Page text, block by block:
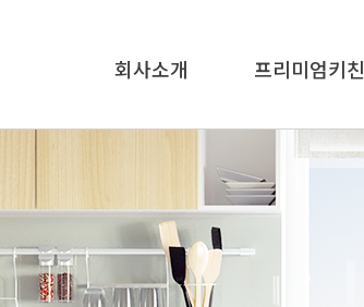
회사소개 프리미엄키친